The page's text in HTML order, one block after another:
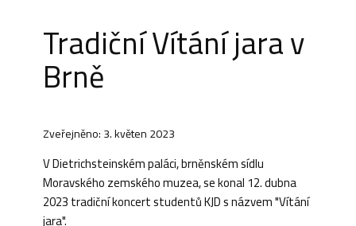
Tradiční Vítání jara v
Brně
Zveřejněno: 3. květen 2023
V Dietrichsteinském paláci, brněnském sídlu
Moravského zemského muzea, se konal 12. dubna
2023 tradiční koncert studentů KJD s názvem "Vítání
jara".